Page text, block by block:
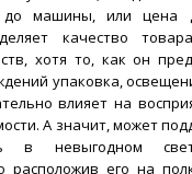
до машины, или цена
качество
хотя то, как он
упаковка,
влияет на
А значит, может
в невыгодном
расположив его на